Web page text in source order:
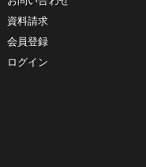
資料請求
会員登録
ログイン